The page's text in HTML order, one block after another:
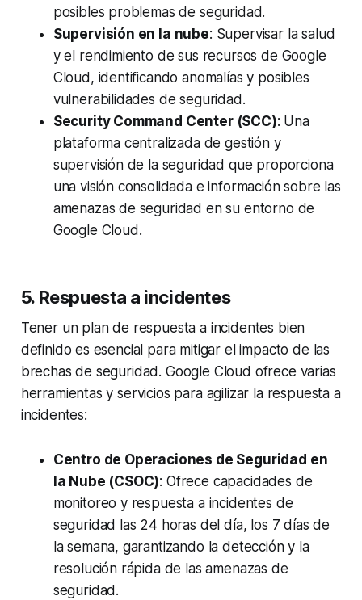
posibles problemas de seguridad.
Supervisión en la nube: Supervisar la salud
y el rendimiento de sus recursos de Google
Cloud, identificando anomalías y posibles
vulnerabilidades de seguridad.
Security Command Center (SCC): Una
plataforma centralizada de gestión y
supervisión de la seguridad que proporciona
una visión consolidada e información sobre las
amenazas de seguridad en su entorno de
Google Cloud.
5. Respuesta a incidentes
Tener un plan de respuesta a incidentes bien
definido es esencial para mitigar el impacto de las
brechas de seguridad. Google Cloud ofrece varias
herramientas y servicios para agilizar la respuesta a
incidentes:
Centro de Operaciones de Seguridad en
la Nube (CSOC): Ofrece capacidades de
monitoreo y respuesta a incidentes de
seguridad las 24 horas del día, los 7 días de
la semana, garantizando la detección y la
resolución rápida de las amenazas de
seguridad.